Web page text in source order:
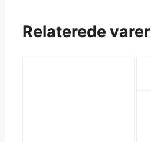
Relaterede varer